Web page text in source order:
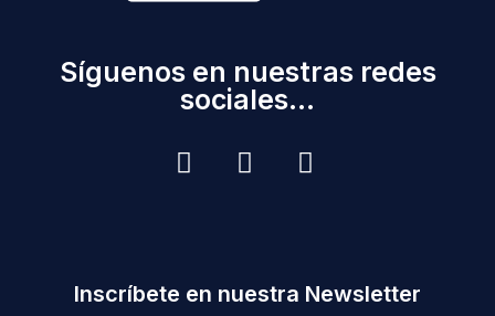
Síguenos en nuestras redes
sociales...
Inscríbete en nuestra Newsletter